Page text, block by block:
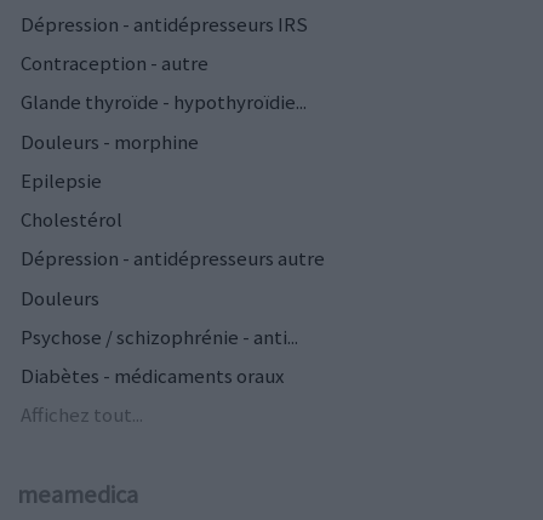
Dépression - antidépresseurs IRS
Contraception - autre
Glande thyroïde - hypothyroïdie...
Douleurs - morphine
Epilepsie
Cholestérol
Dépression - antidépresseurs autre
Douleurs
Psychose / schizophrénie - anti...
Diabètes - médicaments oraux
Affichez tout...
meamedica